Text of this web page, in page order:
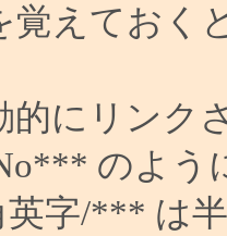
覚えておく
的にリンク
のよう
英字/*** は